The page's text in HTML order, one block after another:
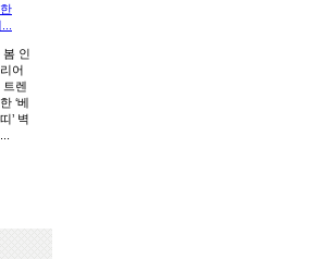
봄 인
어
트렌
‘베
’ 벽